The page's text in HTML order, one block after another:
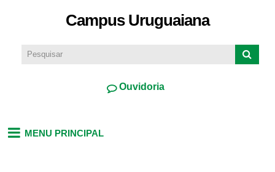
Campus Uruguaiana
Ouvidoria
MENU PRINCIPAL